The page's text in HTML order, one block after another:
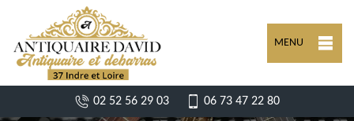
MENU
02 52 56 29 03 06 73 47 22 80